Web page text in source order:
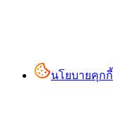
นโยบายคุกกี้